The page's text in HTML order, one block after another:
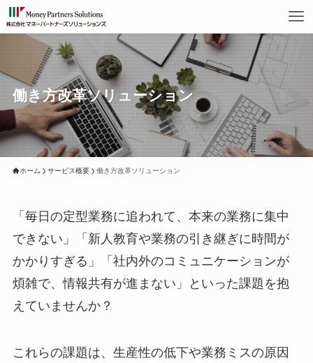
働き方改革ソリューション
ホーム サービス概要 働き方改革ソリューション
「毎日の定型業務に追われて、本来の業務に集中
できない」「新人教育や業務の引き継ぎに時間が
かかりすぎる」「社内外のコミュニケーションが
煩雑で、情報共有が進まない」といった課題を抱
えていませんか？
これらの課題は、生産性の低下や業務ミスの原因